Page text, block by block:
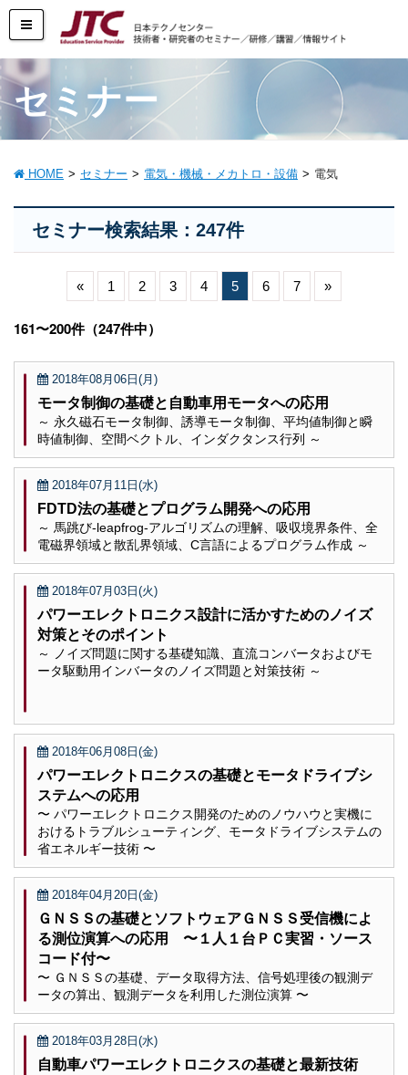
セミナー
HOME セミナー 電気・機械・メカトロ・設備 電気
セミナー検索結果：247件
« 1 2 3 4 5 6 7 »
161〜200件（247件中）
2018年08月06日(月)
モータ制御の基礎と自動車用モータへの応用
～ 永久磁石モータ制御、誘導モータ制御、平均値制御と瞬
時値制御、空間ベクトル、インダクタンス行列 ～
2018年07月11日(水)
FDTD法の基礎とプログラム開発への応用
～ 馬跳び-leapfrog-アルゴリズムの理解、吸収境界条件、全
電磁界領域と散乱界領域、C言語によるプログラム作成 ～
2018年07月03日(火)
パワーエレクトロニクス設計に活かすためのノイズ
対策とそのポイント
～ ノイズ問題に関する基礎知識、直流コンバータおよびモ
ータ駆動用インバータのノイズ問題と対策技術 ～
2018年06月08日(金)
パワーエレクトロニクスの基礎とモータドライブシ
ステムへの応用
〜 パワーエレクトロニクス開発のためのノウハウと実機に
おけるトラブルシューティング、モータドライブシステムの
省エネルギー技術 〜
2018年04月20日(金)
ＧＮＳＳの基礎とソフトウェアＧＮＳＳ受信機によ
る測位演算への応用 〜１人１台ＰＣ実習・ソース
コード付〜
〜 ＧＮＳＳの基礎、データ取得方法、信号処理後の観測デ
ータの算出、観測データを利用した測位演算 〜
2018年03月28日(水)
自動車パワーエレクトロニクスの基礎と最新技術